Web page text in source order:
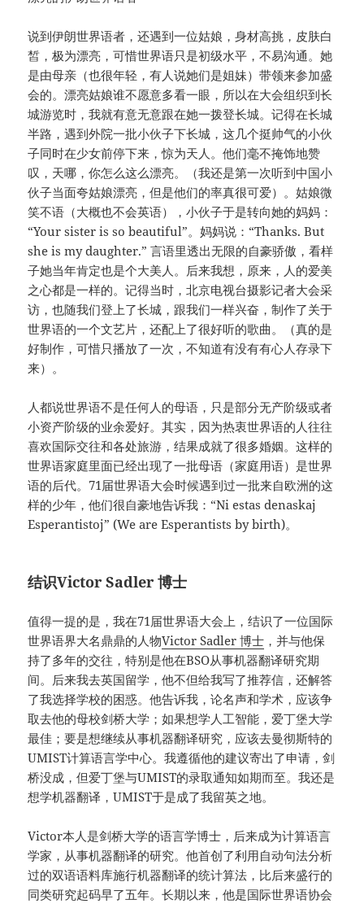
说到伊朗世界语者，还遇到一位姑娘，身材高挑，皮肤白
皙，极为漂亮，可惜世界语只是初级水平，不易沟通。她
是由母亲（也很年轻，有人说她们是姐妹）带领来参加盛
会的。漂亮姑娘谁不愿意多看一眼，所以在大会组织到长
城游览时，我就有意无意跟在她一拨登长城。记得在长城
半路，遇到外院一批小伙子下长城，这几个挺帅气的小伙
子同时在少女前停下来，惊为天人。他们毫不掩饰地赞
叹，天哪，你怎么这么漂亮。（我还是第一次听到中国小
伙子当面夸姑娘漂亮，但是他们的率真很可爱）。姑娘微
笑不语（大概也不会英语），小伙子于是转向她的妈妈：
“Your sister is so beautiful”。妈妈说：“Thanks. But
she is my daughter.” 言语里透出无限的自豪骄傲，看样
子她当年肯定也是个大美人。后来我想，原来，人的爱美
之心都是一样的。记得当时，北京电视台摄影记者大会采
访，也随我们登上了长城，跟我们一样兴奋，制作了关于
世界语的一个文艺片，还配上了很好听的歌曲。（真的是
好制作，可惜只播放了一次，不知道有没有有心人存录下
来）。
人都说世界语不是任何人的母语，只是部分无产阶级或者
小资产阶级的业余爱好。其实，因为热衷世界语的人往往
喜欢国际交往和各处旅游，结果成就了很多婚姻。这样的
世界语家庭里面已经出现了一批母语（家庭用语）是世界
语的后代。71届世界语大会时候遇到过一批来自欧洲的这
样的少年，他们很自豪地告诉我：“Ni estas denaskaj
Esperantistoj” (We are Esperantists by birth)。
结识Victor Sadler 博士
值得一提的是，我在71届世界语大会上，结识了一位国际
世界语界大名鼎鼎的人物Victor Sadler 博士 ，并与他保
持了多年的交往，特别是他在BSO从事机器翻译研究期
间。后来我去英国留学，他不但给我写了推荐信，还解答
了我选择学校的困惑。他告诉我，论名声和学术，应该争
取去他的母校剑桥大学；如果想学人工智能，爱丁堡大学
最佳；要是想继续从事机器翻译研究，应该去曼彻斯特的
UMIST计算语言学中心。我遵循他的建议寄出了申请，剑
桥没成，但爱丁堡与UMIST的录取通知如期而至。我还是
想学机器翻译，UMIST于是成了我留英之地。
Victor本人是剑桥大学的语言学博士，后来成为计算语言
学家，从事机器翻译的研究。他首创了利用自动句法分析
过的双语语料库施行机器翻译的统计算法，比后来盛行的
同类研究起码早了五年。长期以来，他是国际世界语协会